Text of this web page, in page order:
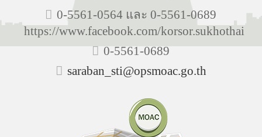
0-5561-0564 และ 0-5561-0689
https://www.facebook.com/korsor.sukhothai
0-5561-0689
saraban_sti@opsmoac.go.th